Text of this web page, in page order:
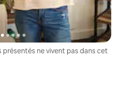
présentés ne vivent pas dans cet